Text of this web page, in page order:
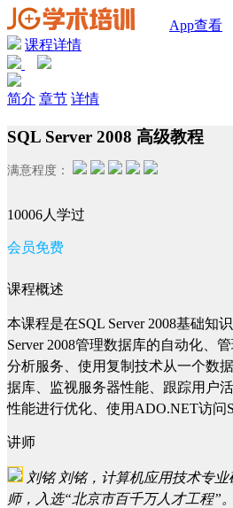
App查看
课程详情
简介 章节 详情
SQL Server 2008 高级教程
满意程度：
10006人学过
会员免费
课程概述
本课程是在SQL Server 2008基础知
Server 2008管理数据库的自动化、
分析服务、使用复制技术从一个数
据库、监视服务器性能、跟踪用户
性能进行优化、使用ADO.NET访问
讲师
刘铭 刘铭，计算机应用技术专
师，入选“北京市百千万人才工程”